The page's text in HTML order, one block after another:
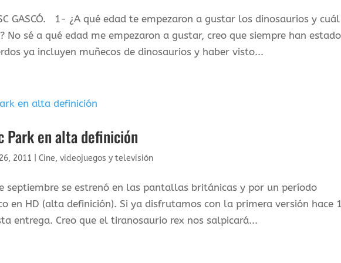
GASCÓ. 1- ¿A qué edad te empezaron a gustar los dinosaurios y
No sé a qué edad me empezaron a gustar, creo que siempre han estado
ya incluyen muñecos de dinosaurios y haber visto...
Park en alta definición
2011 |Cine, videojuegos y televisión
septiembre se estrenó en las pantallas británicas y por un período
en HD (alta definición). Si ya disfrutamos con la primera versión hace
entrega. Creo que el tiranosaurio rex nos salpicará...